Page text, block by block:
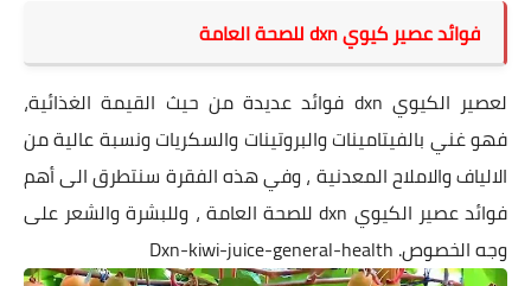
فوائد عصير كيوي dxn للصحة العامة
لعصير الكيوي dxn فوائد عديدة من حيث القيمة الغذائية،
فهو غني بالفيتامينات والبروتينات والسكريات ونسبة عالية من
الالياف والاملاح المعدنية ، وفي هذه الفقرة سنتطرق الى أهم
فوائد عصير الكيوي dxn للصحة العامة ، وللبشرة والشعر على
وجه الخصوص. Dxn-kiwi-juice-general-health